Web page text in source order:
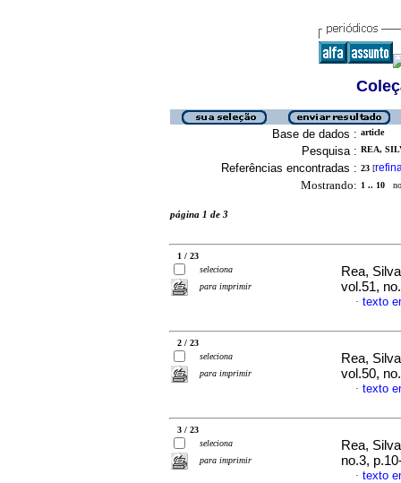
Base de dados : article
Pesquisa : REA,
Referências encontradas : 23 [
Mostrando: 1 .. 10
página 1 de 3
1 / 23
seleciona
para imprimir
Rea,
vol.51,
· texto
2 / 23
seleciona
para imprimir
Rea,
vol.50,
· texto
3 / 23
seleciona
para imprimir
Rea,
no.3,
· texto